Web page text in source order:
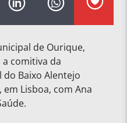
de Ourique,
comitiva da
Baixo Alentejo
Lisboa, com Ana